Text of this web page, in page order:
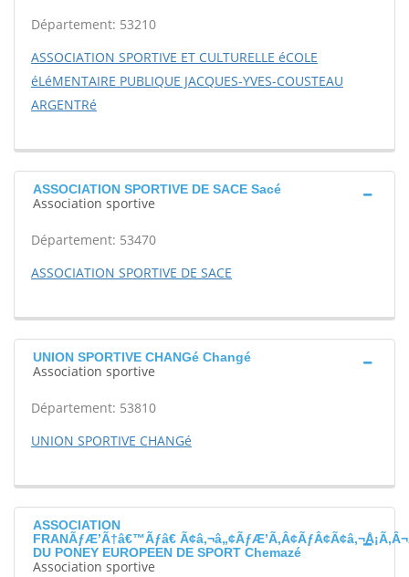
Département: 53210
ASSOCIATION SPORTIVE ET CULTURELLE éCOLE
éLéMENTAIRE PUBLIQUE JACQUES-YVES-COUSTEAU
ARGENTRé
ASSOCIATION SPORTIVE DE SACE Sacé
Association sportive
Département: 53470
ASSOCIATION SPORTIVE DE SACE
UNION SPORTIVE CHANGé Changé
Association sportive
Département: 53810
UNION SPORTIVE CHANGé
ASSOCIATION
FRANÃƒÆ’Ã†â€™Ãƒâ€
DU PONEY EUROPEEN DE SPORT Chemazé
Association sportive